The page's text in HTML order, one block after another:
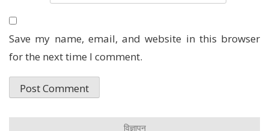
Save my name, email, and website in this browser
for the next time I comment.